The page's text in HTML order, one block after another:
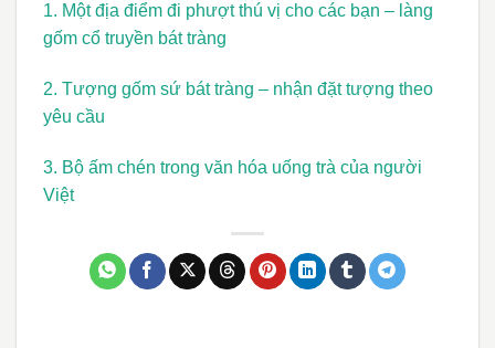
1. Một địa điểm đi phượt thú vị cho các bạn – làng
gốm cổ truyền bát tràng
2. Tượng gốm sứ bát tràng – nhận đặt tượng theo
yêu cầu
3. Bộ ấm chén trong văn hóa uống trà của người
Việt